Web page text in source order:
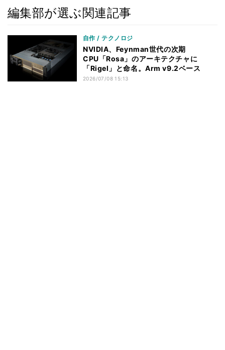
編集部が選ぶ関連記事
自作 / テクノロジ
NVIDIA、Feynman世代の次期
CPU「Rosa」のアーキテクチャに
「Rigel」と命名。Arm v9.2ベース
2026/07/08 15:13